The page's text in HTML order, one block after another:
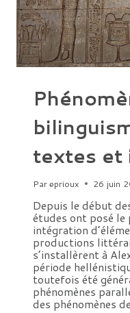
textes et
Pareprioux 26 juin
Depuis le début
études ont posé le
intégration
productions
s’installèrent à
période
toutefois été
phénomènes
des phénomènes